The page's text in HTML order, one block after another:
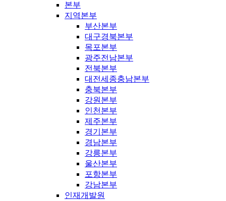
본부
지역본부
부산본부
대구경북본부
목포본부
광주전남본부
전북본부
대전세종충남본부
충북본부
강원본부
인천본부
제주본부
경기본부
경남본부
강릉본부
울산본부
포항본부
강남본부
인재개발원